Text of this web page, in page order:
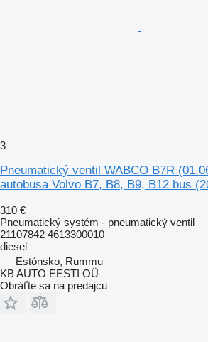
3
Pneumatický ventil WABCO B7R
autobusa Volvo B7, B8, B9, B12 bus
310 €
Pneumatický systém - pneumatický ventil
21107842 4613300010
diesel
Estónsko, Rummu
KB AUTO EESTI OÜ
Obráťte sa na predajcu